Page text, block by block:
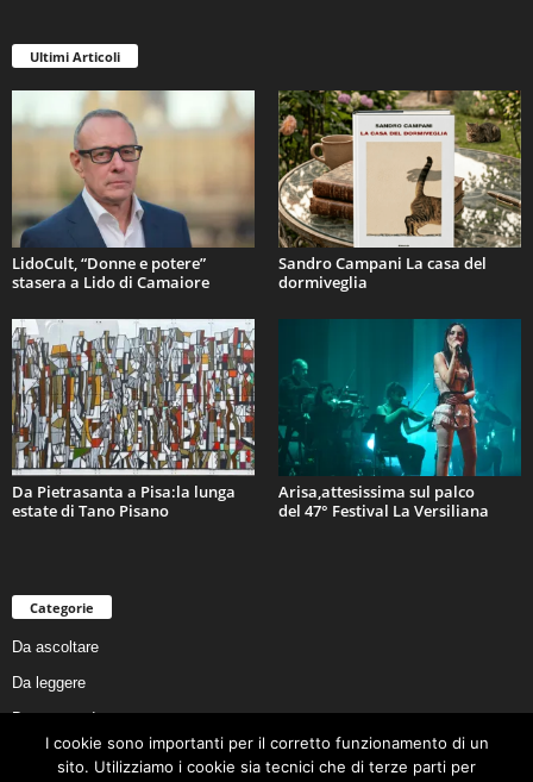
Ultimi Articoli
LidoCult, “Donne e potere”
stasera a Lido di Camaiore
Sandro Campani La casa del
dormiveglia
Da Pietrasanta a Pisa:la lunga
estate di Tano Pisano
Arisa,attesissima sul palco
del 47° Festival La Versiliana
Categorie
Da ascoltare
Da leggere
Da non perdere
Da conoscere
I cookie sono importanti per il corretto funzionamento di un
sito. Utilizziamo i cookie sia tecnici che di terze parti per